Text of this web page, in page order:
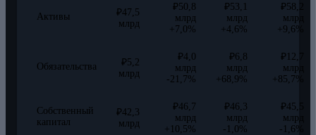
Активы
₽47,5
млрд
₽50,8
млрд
+7,0%
₽53,1
млрд
+4,6%
₽58,2
млрд
+9,6%
Обязательства
₽5,2
млрд
₽4,0
млрд
-21,7%
₽6,8
млрд
+68,9%
₽12,7
млрд
+85,7%
Собственный
капитал
₽42,3
млрд
₽46,7
млрд
+10,5%
₽46,3
млрд
-1,0%
₽45,5
млрд
-1,6%